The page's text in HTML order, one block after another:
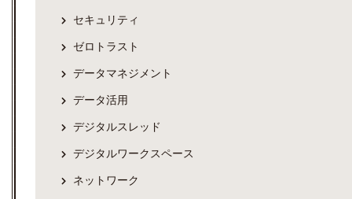
セキュリティ
ゼロトラスト
データマネジメント
データ活用
デジタルスレッド
デジタルワークスペース
ネットワーク